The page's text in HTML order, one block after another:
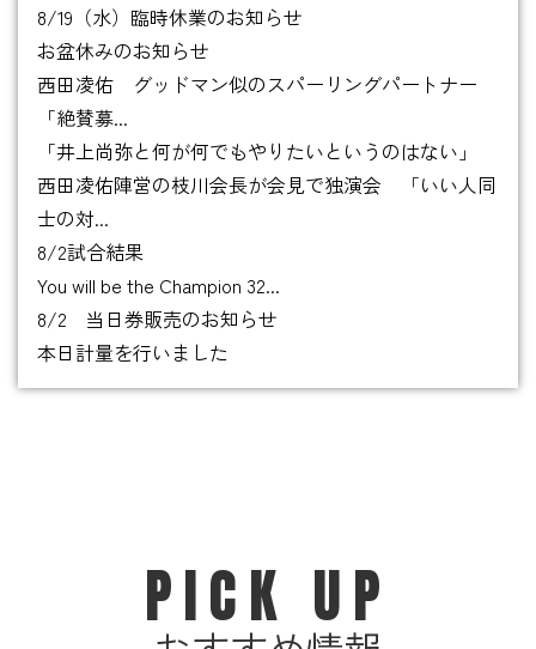
8/19（水）臨時休業のお知らせ
お盆休みのお知らせ
西田凌佑 グッドマン似のスパーリングパートナー
「絶賛募...
「井上尚弥と何が何でもやりたいというのはない」
西田凌佑陣営の枝川会長が会見で独演会 「いい人同
士の対...
8/2試合結果
You will be the Champion 32...
8/2 当日券販売のお知らせ
本日計量を行いました
PICK UP